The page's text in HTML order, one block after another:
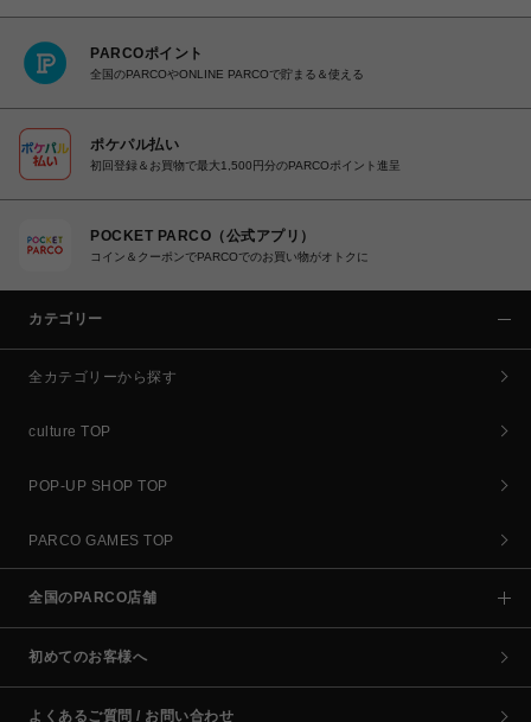
PARCOポイント
全国のPARCOやONLINE PARCOで貯まる＆使える
ポケパル払い
初回登録＆お買物で最大1,500円分のPARCOポイント進呈
POCKET PARCO（公式アプリ）
コイン＆クーポンでPARCOでのお買い物がオトクに
カテゴリー
全カテゴリーから探す
culture TOP
POP-UP SHOP TOP
PARCO GAMES TOP
全国のPARCO店舗
初めてのお客様へ
よくあるご質問 / お問い合わせ